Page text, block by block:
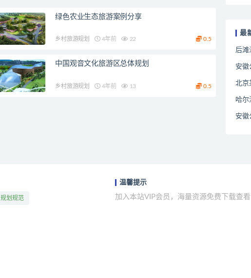
绿色农业生态旅游案例分享
乡村旅游规划 4年前 22 0.5
中国观音文化旅游区总体规划
乡村旅游规划 4年前 13 0.5
最
后滩
安徽
北京
哈尔
安徽
规划规范
温馨提示
加入本站VIP会员，海量资源免费下载查看